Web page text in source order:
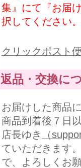
集』にて『お届
択してください
クリックポスト
返品・交換に
お届けした商品
商品到着後７日
店長ゆき
（
ていただきます
で、よろしくお